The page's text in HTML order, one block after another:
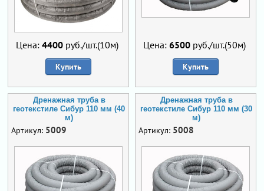
Цена: 4400руб./шт.(10м)
Купить
Цена: 6500руб./шт.(50м)
Купить
Дренажная труба в
геотекстиле Сибур 110 мм (40
м)
Артикул: 5009
Дренажная труба в
геотекстиле Сибур 110 мм (30
м)
Артикул: 5008